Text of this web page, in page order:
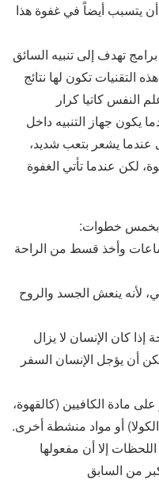
يتسبب أيضاً في غفوة هذا
تهدف إلى تنبيه السائق
التقنيات تكون لها نتائج
النفس كاتيا كرار
يكون جهاز التنبيه داخل
عندما يشعر بتعب شديد،
لكن عندما تأتي الغفوة
بخمس خطوات:
ساعات وأخذ قسط من الراحة
لأنه ينعش الجسد والروح
إذا كان الإنسان لا يزال
أن يؤجل الإنسان السفر
مادة الكافيين (كالقهوة،
أو مواد منشطة أخرى.
إلا أن مفعولها
من السابق